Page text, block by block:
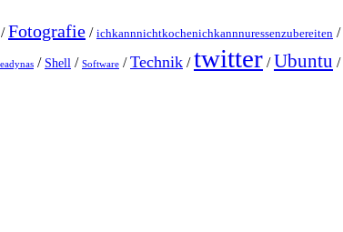
/Fotografie / ichkannnichtkochenichkannnuressenzubereiten /
/ Shell / Software /Technik /twitter /Ubuntu /